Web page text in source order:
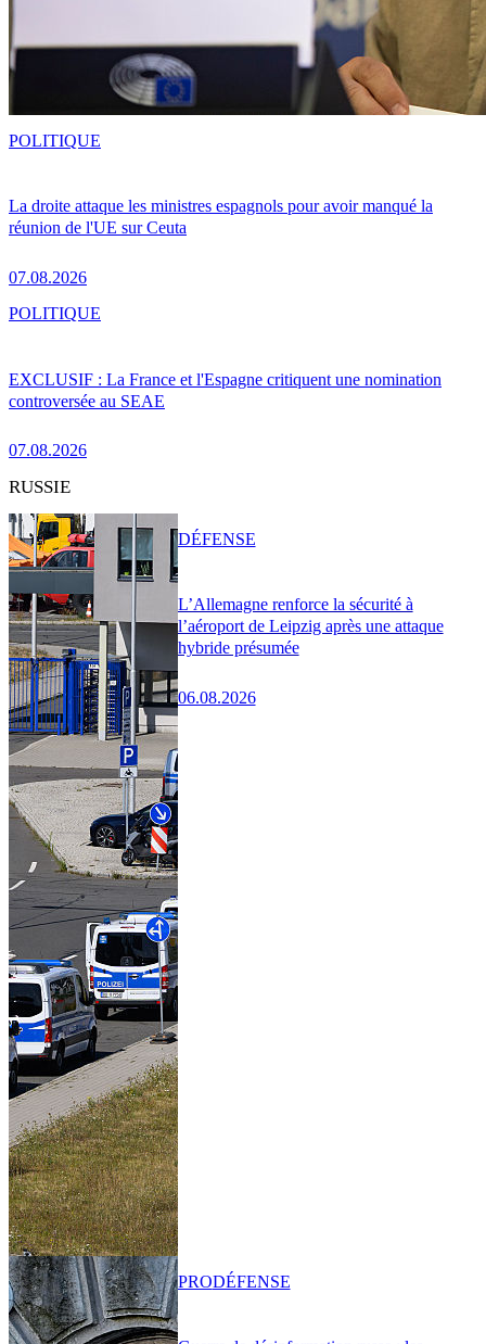
La droite attaque les ministres espagnols pour avoir manqué la
réunion de l'UE sur Ceuta
07.08.2026
POLITIQUE
EXCLUSIF : La France et l'Espagne critiquent une nomination
controversée au SEAE
07.08.2026
POLITIQUE
RUSSIE
L’Allemagne renforce la sécurité à
l’aéroport de Leipzig après une attaque
hybride présumée
06.08.2026
DÉFENSE
PRODÉFENSE